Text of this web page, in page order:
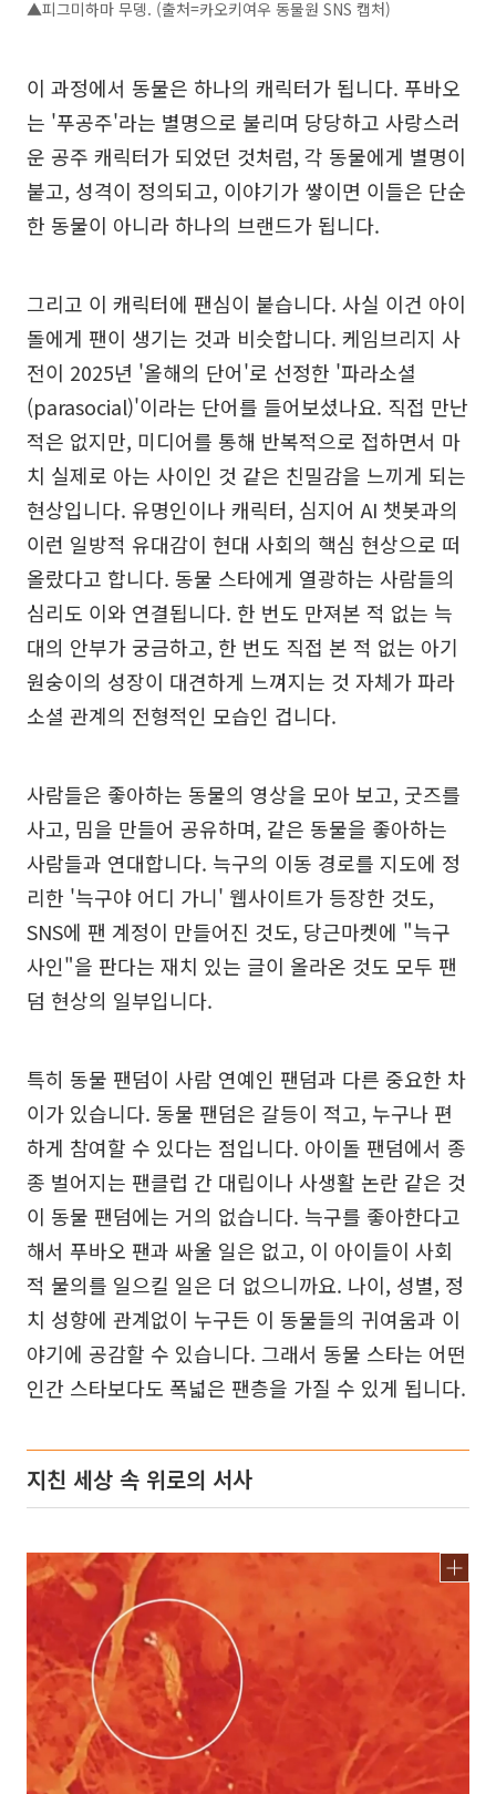
▲피그미하마 무뎅. (출처=카오키여우 동물원 SNS 캡처)
이 과정에서 동물은 하나의 캐릭터가 됩니다. 푸바오
는 '푸공주'라는 별명으로 불리며 당당하고 사랑스러
운 공주 캐릭터가 되었던 것처럼, 각 동물에게 별명이
붙고, 성격이 정의되고, 이야기가 쌓이면 이들은 단순
한 동물이 아니라 하나의 브랜드가 됩니다.
그리고 이 캐릭터에 팬심이 붙습니다. 사실 이건 아이
돌에게 팬이 생기는 것과 비슷합니다. 케임브리지 사
전이 2025년 '올해의 단어'로 선정한 '파라소셜
(parasocial)'이라는 단어를 들어보셨나요. 직접 만난
적은 없지만, 미디어를 통해 반복적으로 접하면서 마
치 실제로 아는 사이인 것 같은 친밀감을 느끼게 되는
현상입니다. 유명인이나 캐릭터, 심지어 AI 챗봇과의
이런 일방적 유대감이 현대 사회의 핵심 현상으로 떠
올랐다고 합니다. 동물 스타에게 열광하는 사람들의
심리도 이와 연결됩니다. 한 번도 만져본 적 없는 늑
대의 안부가 궁금하고, 한 번도 직접 본 적 없는 아기
원숭이의 성장이 대견하게 느껴지는 것 자체가 파라
소셜 관계의 전형적인 모습인 겁니다.
사람들은 좋아하는 동물의 영상을 모아 보고, 굿즈를
사고, 밈을 만들어 공유하며, 같은 동물을 좋아하는
사람들과 연대합니다. 늑구의 이동 경로를 지도에 정
리한 '늑구야 어디 가니' 웹사이트가 등장한 것도,
SNS에 팬 계정이 만들어진 것도, 당근마켓에 "늑구
사인"을 판다는 재치 있는 글이 올라온 것도 모두 팬
덤 현상의 일부입니다.
특히 동물 팬덤이 사람 연예인 팬덤과 다른 중요한 차
이가 있습니다. 동물 팬덤은 갈등이 적고, 누구나 편
하게 참여할 수 있다는 점입니다. 아이돌 팬덤에서 종
종 벌어지는 팬클럽 간 대립이나 사생활 논란 같은 것
이 동물 팬덤에는 거의 없습니다. 늑구를 좋아한다고
해서 푸바오 팬과 싸울 일은 없고, 이 아이들이 사회
적 물의를 일으킬 일은 더 없으니까요. 나이, 성별, 정
치 성향에 관계없이 누구든 이 동물들의 귀여움과 이
야기에 공감할 수 있습니다. 그래서 동물 스타는 어떤
인간 스타보다도 폭넓은 팬층을 가질 수 있게 됩니다.
지친 세상 속 위로의 서사